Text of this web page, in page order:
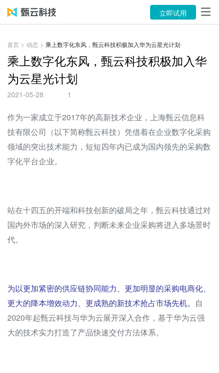
产品
案例
资源中心
立即试用
首页 > 动态 > 乘上数字化东风，甄云科技积极加入华为云星光计划
乘上数字化东风，甄云科技积极加入华
为云星光计划
2021-05-28 1
作为一家成立于2017年的高新技术企业，上海甄云信息科
技有限公司（以下简称甄云科技）凭借着在企业数字化采购
领域的突出技术能力，短短四年内已成为国内领先的采购数
字化平台企业。
站在十四五的开端和科技创新的破局之年，甄云科技通过对
国内外市场的深入研究，判断未来企业采购将进入多场景时
代。
为以更加紧密的供应链协同能力、更加明显的采购电商化、
更大的降本增效动力、更成熟的新技术抢占市场先机。 自
2020年起甄云科技与华为云展开深入合作，基于华为云强
大的技术实力打造了产品快速交付方法体系。